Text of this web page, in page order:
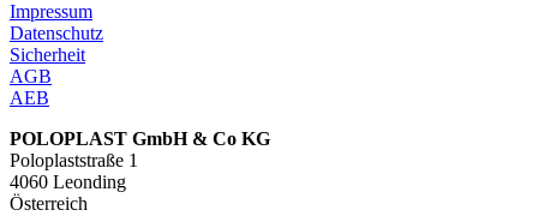
Impressum
Datenschutz
Sicherheit
AGB
AEB
POLOPLAST GmbH & Co KG
Poloplaststraße 1
4060 Leonding
Österreich